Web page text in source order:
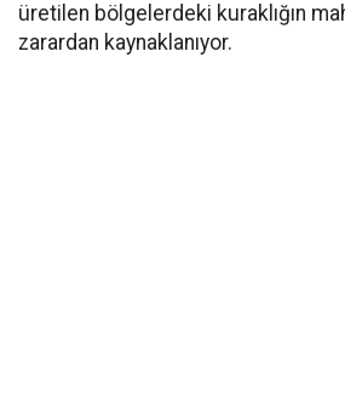
üretilen bölgelerdeki kuraklığın
zarardan kaynaklanıyor.